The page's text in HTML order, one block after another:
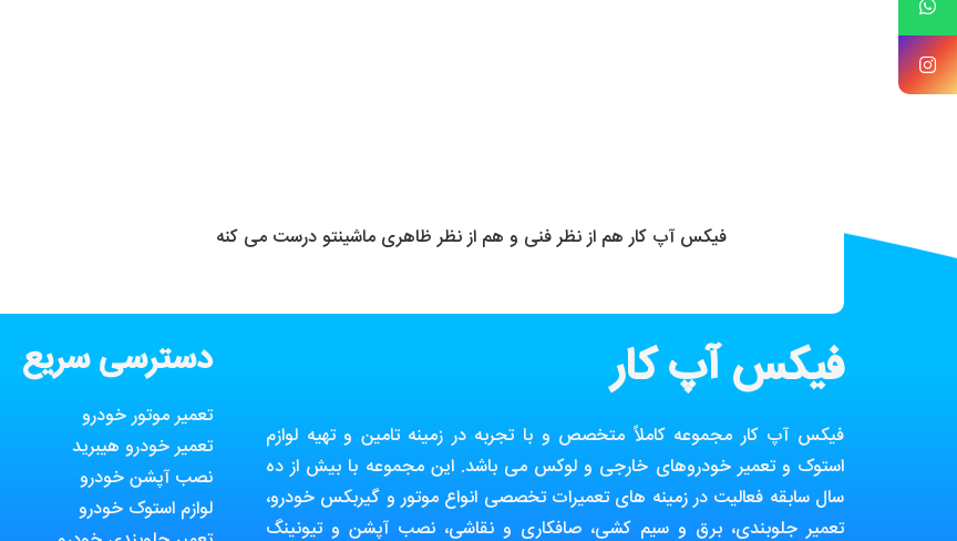
فیکس آپ کار هم از نظر فنی و هم از نظر ظاهری ماشینتو درست می کنه
فیکس آپ کار
فیکس آپ کار مجموعه کاملاً متخصص و با تجربه در زمینه تامین و تهیه لوازم
استوک و تعمیر خودروهای خارجی و لوکس می باشد. این مجموعه با بیش از ده
سال سابقه فعالیت در زمینه های تعمیرات تخصصی انواع موتور و گیربکس خودرو،
تعمیر جلوبندی، برق و سیم کشی، صافکاری و نقاشی، نصب آپشن و تیونینگ
دسترسی سریع
تعمیر موتور خودرو
تعمیر خودرو هیبرید
نصب آپشن خودرو
لوازم استوک خودرو